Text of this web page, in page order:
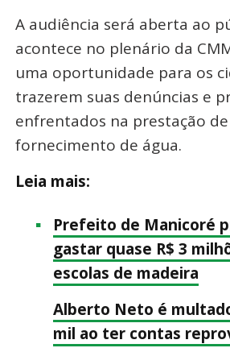
A audiência será aberta ao
acontece no plenário da
uma oportunidade para os
trazerem suas denúncias e
enfrentados na prestação
fornecimento de água.
Leia mais:
Prefeito de Manicoré
gastar quase R$ 3
escolas de madeira
Alberto Neto é
mil ao ter contas